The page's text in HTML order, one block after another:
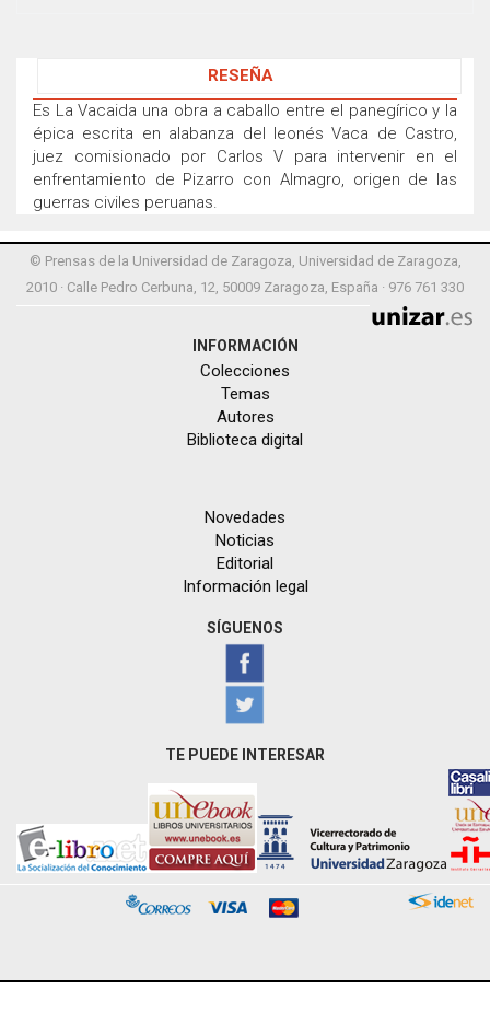
RESEÑA
Es La Vacaida una obra a caballo entre el panegírico y la
épica escrita en alabanza del leonés Vaca de Castro,
juez comisionado por Carlos V para intervenir en el
enfrentamiento de Pizarro con Almagro, origen de las
guerras civiles peruanas.
© Prensas de la Universidad de Zaragoza, Universidad de Zaragoza,
2010 · Calle Pedro Cerbuna, 12, 50009 Zaragoza, España · 976 761 330
INFORMACIÓN
Colecciones
Temas
Autores
Biblioteca digital
Novedades
Noticias
Editorial
Información legal
SÍGUENOS
TE PUEDE INTERESAR